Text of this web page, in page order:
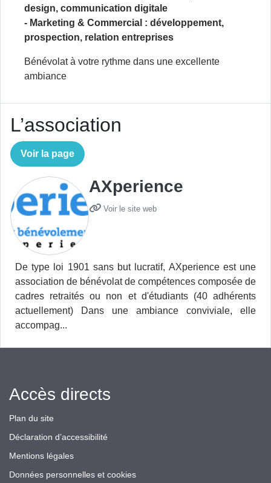
design, communication digitale
- Marketing & Commercial : développement,
prospection, relation entreprises
Bénévolat à votre rythme dans une excellente
ambiance
L’association
Voir la page
AXperience
Voir le site web
De type loi 1901 sans but lucratif, AXperience est une
association de bénévolat de compétences composée de
cadres retraités ou non et d'étudiants (40 adhérents
actuellement) Dans une ambiance conviviale, elle
accompag...
Accès directs
Plan du site
Déclaration d’accessibilité
Mentions légales
Données personnelles et cookies